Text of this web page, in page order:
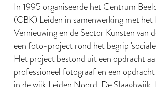
In 1995 organiseerde het Centrum
(CBK) Leiden in samenwerking met
Vernieuwing en de Sector Kunsten van
een foto-project rond het begrip
Het project bestond uit een opdracht
professioneel fotograaf en een